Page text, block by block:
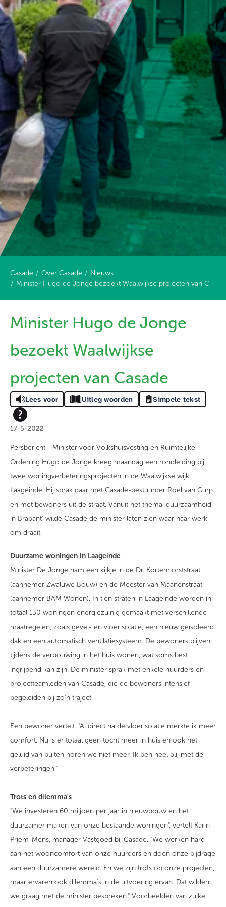
Casade Over Casade
Nieuws
Minister Hugo de Jonge bezoekt Waalwijkse projecten van Casade
Minister Hugo de Jonge
bezoekt Waalwijkse
projecten van Casade
Lees voor Uitleg woorden Simpele tekst
17-5-2022
Persbericht - Minister voor Volkshuisvesting en Ruimtelijke
Ordening Hugo de Jonge kreeg maandag een rondleiding bij
twee woningverbeteringsprojecten in de Waalwijkse wijk
Laageinde. Hij sprak daar met Casade-bestuurder Roel van Gurp
en met bewoners uit de straat. Vanuit het thema 'duurzaamheid
in Brabant' wilde Casade de minister laten zien waar haar werk
om draait.
Duurzame woningen in Laageinde
Minister De Jonge nam een kijkje in de Dr. Kortenhorststraat
(aannemer Zwaluwe Bouw) en de Meester van Maanenstraat
(aannemer BAM Wonen). In tien straten in Laageinde worden in
totaal 130 woningen energiezuinig gemaakt met verschillende
maatregelen, zoals gevel- en vloerisolatie, een nieuw geïsoleerd
dak en een automatisch ventilatiesysteem. De bewoners blijven
tijdens de verbouwing in het huis wonen, wat soms best
ingrijpend kan zijn. De minister sprak met enkele huurders en
projectteamleden van Casade, die de bewoners intensief
begeleiden bij zo'n traject.
Een bewoner vertelt: "Al direct na de vloerisolatie merkte ik meer
comfort. Nu is er totaal geen tocht meer in huis en ook het
geluid van buiten horen we niet meer. Ik ben heel blij met de
verbeteringen."
Trots en dilemma's
"We investeren 60 miljoen per jaar in nieuwbouw en het
duurzamer maken van onze bestaande woningen", vertelt Karin
Priem-Mens, manager Vastgoed bij Casade. "We werken hard
aan het wooncomfort van onze huurders en doen onze bijdrage
aan een duurzamere wereld. En we zijn trots op onze projecten,
maar ervaren ook dilemma's in de uitvoering ervan. Dat wilden
we graag met de minister bespreken." Voorbeelden van zulke